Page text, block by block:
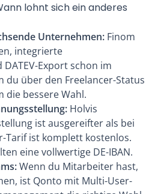
lohnt sich ein anderes
Unternehmen: Finom
integrierte
Export schon im
du über den Freelancer-Status
die bessere Wahl.
Holvis
ist ausgereifter als bei
Tarif ist komplett kostenlos.
eine vollwertige DE-IBAN.
Wenn du Mitarbeiter hast,
ist Qonto mit Multi-User-